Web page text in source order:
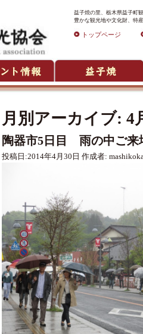
益子焼の里、栃木県益子町
豊かな観光地や文化財、特
トップページ
月別アーカイブ: 4
陶器市5日目 雨の中ご来
投稿日:2014年4月30日 作成者: